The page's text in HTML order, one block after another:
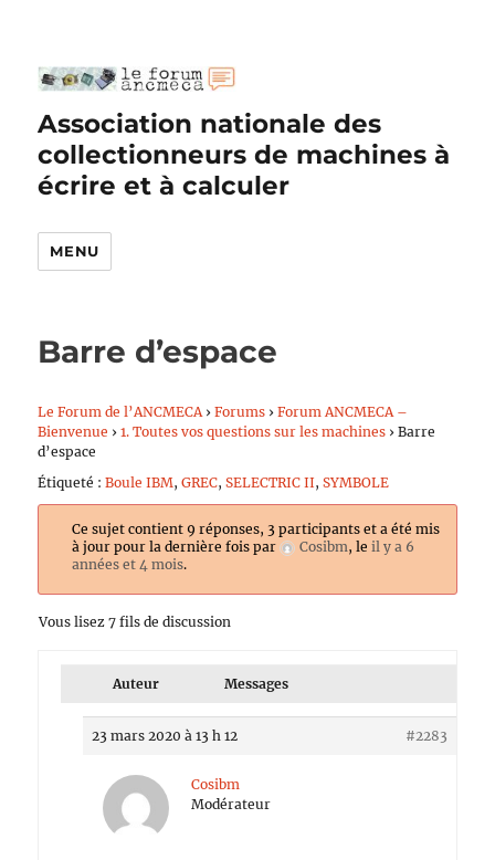
Association nationale des
collectionneurs de machines à
écrire et à calculer
MENU
Barre d’espace
Le Forum de l’ANCMECA › Forums › Forum ANCMECA –
Bienvenue › 1. Toutes vos questions sur les machines › Barre
d’espace
Étiqueté :Boule IBM,GREC,SELECTRIC II,SYMBOLE
Ce sujet contient 9 réponses, 3 participants et a été mis
à jour pour la dernière fois par
Cosibm, le il y a 6
années et 4 mois.
Vous lisez 7 fils de discussion
Auteur Messages
23 mars 2020 à 13 h 12 #2283
Cosibm
Modérateur